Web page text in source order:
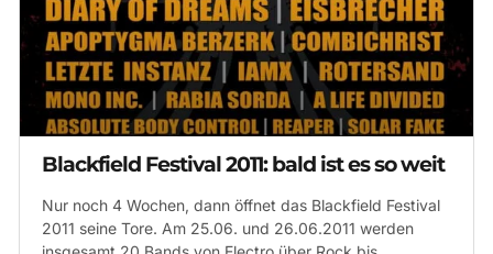
Blackfield Festival 2011: bald ist es so weit
Nur noch 4 Wochen, dann öffnet das Blackfield Festival
2011 seine Tore. Am 25.06. und 26.06.2011 werden